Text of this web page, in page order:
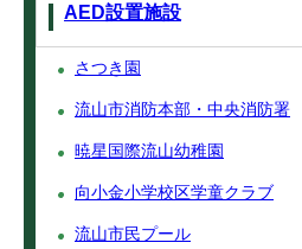
AED設置施設
さつき園
流山市消防本部・中央消防署
暁星国際流山幼稚園
向小金小学校区学童クラブ
流山市民プール